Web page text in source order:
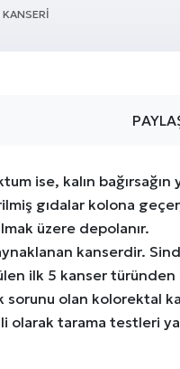
ise, kalın bağırsağın
gıdalar kolona
üzere depolanır.
kanserdir.
ilk 5 kanser türünden
sorunu olan kolorektal
tarama testleri